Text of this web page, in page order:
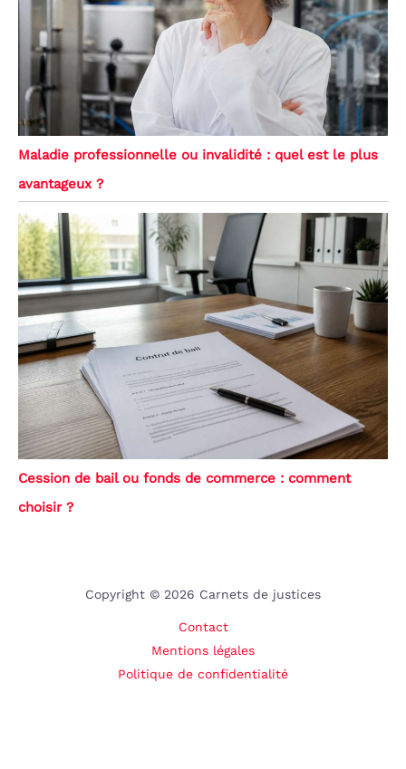
Maladie professionnelle ou invalidité : quel est le plus
avantageux ?
Cession de bail ou fonds de commerce : comment
choisir ?
Copyright © 2026 Carnets de justices
Contact
Mentions légales
Politique de confidentialité